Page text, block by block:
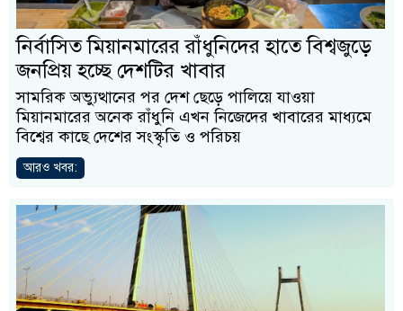
নির্বাসিত মিয়ানমারের রাঁধুনিদের হাতে বিশ্বজুড়ে
জনপ্রিয় হচ্ছে দেশটির খাবার
সামরিক অভ্যুত্থানের পর দেশ ছেড়ে পালিয়ে যাওয়া
মিয়ানমারের অনেক রাঁধুনি এখন নিজেদের খাবারের মাধ্যমে
বিশ্বের কাছে দেশের সংস্কৃতি ও পরিচয়
আরও খবর: